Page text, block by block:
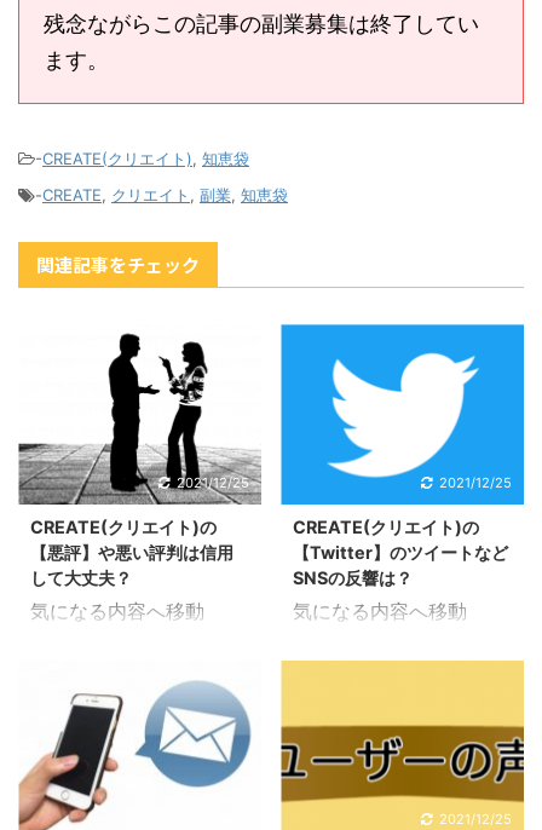
残念ながらこの記事の副業募集は終了してい
ます。
-CREATE(クリエイト), 知恵袋
-CREATE, クリエイト , 副業, 知恵袋
関連記事をチェック
2021/12/25
CREATE(クリエイト)の
【悪評】や悪い評判は信用
して大丈夫？
気になる内容へ移動
CREATE(クリエイト)の
悪評について調査してみ
たので解説していきま
す。 良い副業だとしても
合う合わないもあって取
2021/12/25
CREATE(クリエイト)の
【Twitter】のツイートなど
SNSの反響は？
気になる内容へ移動
Twitterを調査してみたの
で解説していきます。
Twitter(ツイッター)とい
うのは、日本で根強い人
2021/12/25